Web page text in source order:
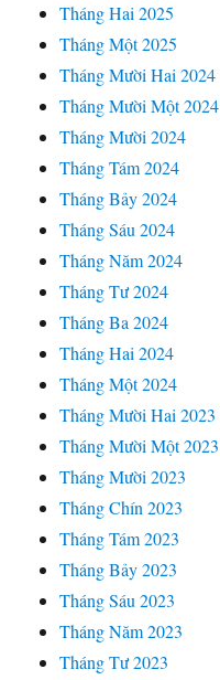
Tháng Hai 2025
Tháng Một 2025
Tháng Mười Hai 2024
Tháng Mười Một 2024
Tháng Mười 2024
Tháng Tám 2024
Tháng Bảy 2024
Tháng Sáu 2024
Tháng Năm 2024
Tháng Tư 2024
Tháng Ba 2024
Tháng Hai 2024
Tháng Một 2024
Tháng Mười Hai 2023
Tháng Mười Một 2023
Tháng Mười 2023
Tháng Chín 2023
Tháng Tám 2023
Tháng Bảy 2023
Tháng Sáu 2023
Tháng Năm 2023
Tháng Tư 2023